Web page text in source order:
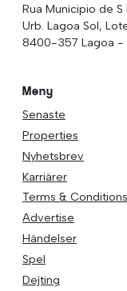
Rua Municipio de
Urb. Lagoa Sol,
8400-357 Lagoa -
Meny
Senaste
Properties
Nyhetsbrev
Karriärer
Terms & Conditions
Advertise
Händelser
Spel
Dejting